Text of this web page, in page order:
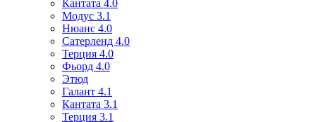
Кантата 4.0
Модус 3.1
Нюанс 4.0
Сатерленд 4.0
Терция 4.0
Фьорд 4.0
Этюд
Галант 4.1
Кантата 3.1
Терция 3.1